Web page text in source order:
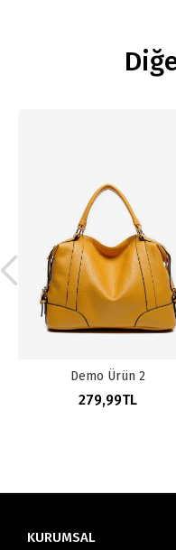
Demo Ürün 2
279,99TL
KURUMSAL